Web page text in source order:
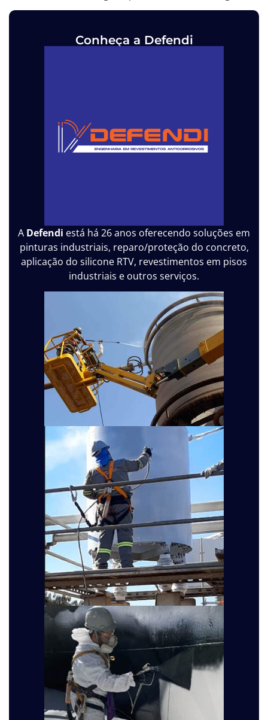
Conheça a Defendi
A Defendi está há 26 anos oferecendo soluções em
pinturas industriais, reparo/proteção do concreto,
aplicação do silicone RTV, revestimentos em pisos
industriais e outros serviços.